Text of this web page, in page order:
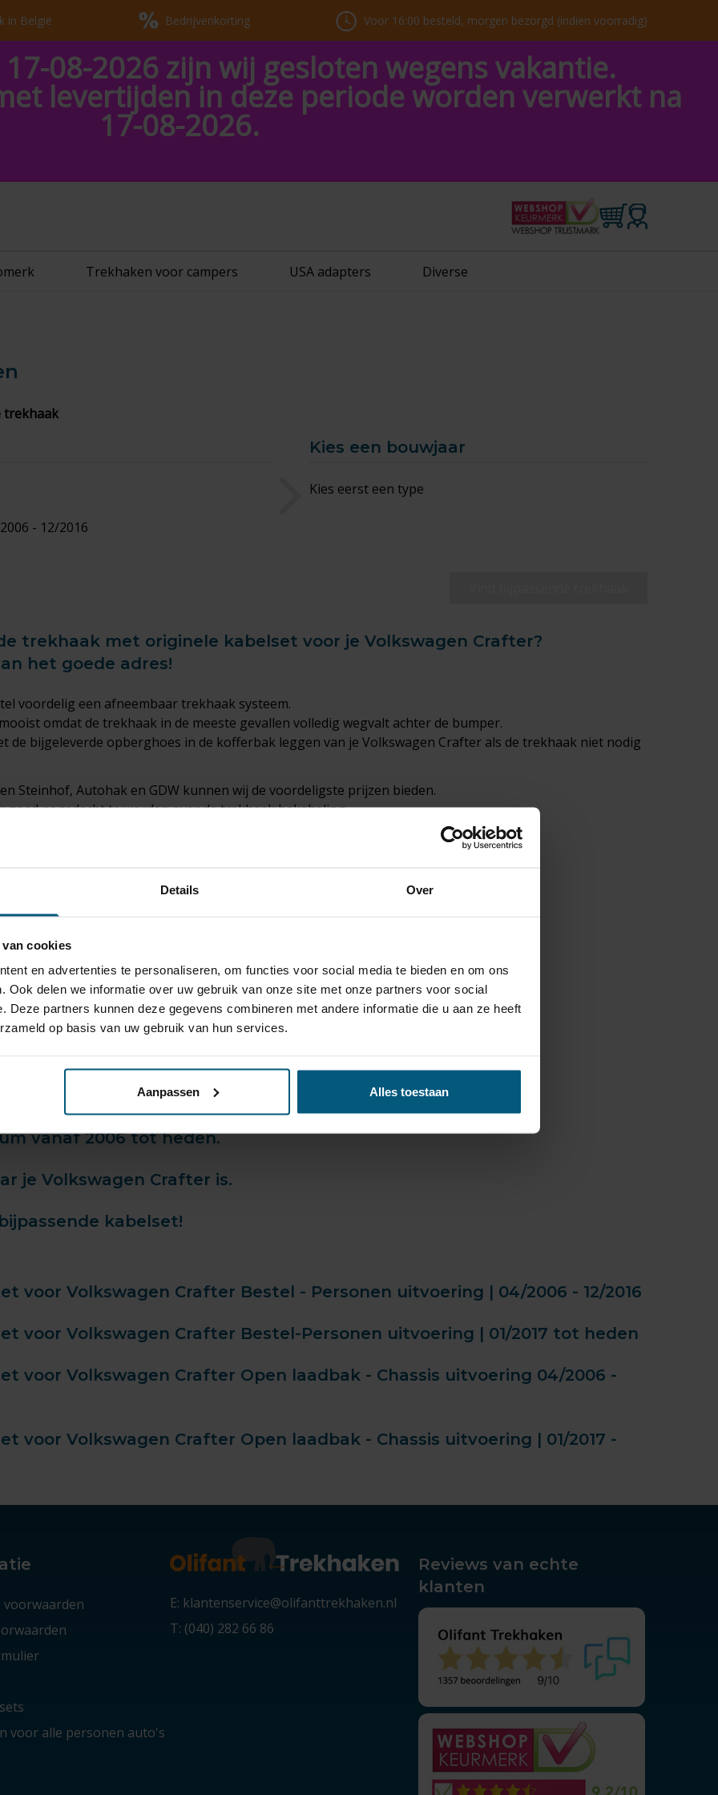
Details Over
cookies
en advertenties te personaliseren, om functies voor social media te bieden en om ons
Ook delen we informatie over uw gebruik van onze site met onze partners voor social
Deze partners kunnen deze gegevens combineren met andere informatie die u aan ze heeft
op basis van uw gebruik van hun services.
Aanpassen Alles toestaan
in België Bedrijvenkorting Voor 16:00 besteld, morgen bezorgd (indien voorradig)
08-2026 zijn wij gesloten wegens vakantie.
levertijden in deze periode worden verwerkt na
17-08-2026.
Trekhaken voor campers USA adapters Diverse
trekhaak
- 12/2016
Kies een bouwjaar
Kies eerst een type
trekhaak met originele kabelset voor je Volkswagen Crafter?
het goede adres!
voordelig een afneembaar trekhaak systeem.
omdat de trekhaak in de meeste gevallen volledig wegvalt achter de bumper.
de bijgeleverde opberghoes in de kofferbak leggen van je Volkswagen Crafter als de trekhaak niet nodig
Steinhof, Autohak en GDW kunnen wij de voordeligste prijzen bieden.
nagedacht te worden over de trekhaak bekabeling.
of originele
beschikbaar van de merken ECS en Erich Jaeger.
probleemloze werking gaat garanderen!
met een paardentrailer of toch de trekhaak gebruikt voor je fietsendrager
kun je veilig op weg.
voorraad vaste en
je graag een eerlijk en onafhankelijk advies.
vanaf 2006 tot heden.
je Volkswagen Crafter is.
kabelset!
voor Volkswagen Crafter Bestel - Personen uitvoering | 04/2006 - 12/2016
voor Volkswagen Crafter Bestel-Personen uitvoering | 01/2017 tot heden
voor Volkswagen Crafter Open laadbak - Chassis uitvoering 04/2006 -
voor Volkswagen Crafter Open laadbak - Chassis uitvoering | 01/2017 -
voorwaarden
voor alle personen auto's
E: klantenservice@olifanttrekhaken.nl
T: (040) 282 66 86
Reviews van echte
klanten